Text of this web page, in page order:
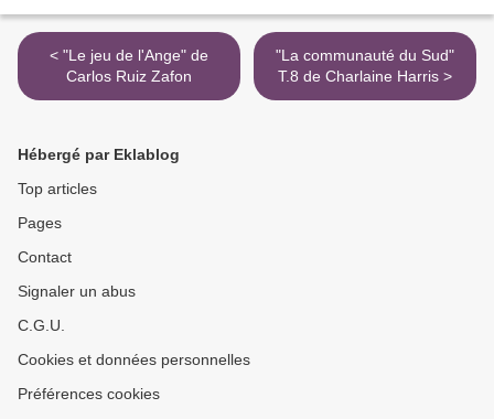
< "Le jeu de l'Ange" de
Carlos Ruiz Zafon
"La communauté du Sud"
T.8 de Charlaine Harris >
Hébergé par Eklablog
Top articles
Pages
Contact
Signaler un abus
C.G.U.
Cookies et données personnelles
Préférences cookies